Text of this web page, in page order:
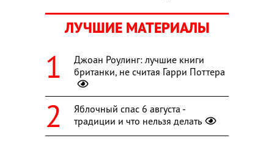
ЛУЧШИЕ МАТЕРИАЛЫ
Джоан Роулинг: лучшие книги
британки, не считая Гарри Поттера
Яблочный спас 6 августа -
традиции и что нельзя делать